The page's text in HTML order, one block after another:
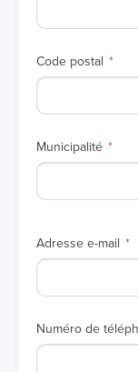
Code postal
Municipalité
Adresse e-mail
Numéro de